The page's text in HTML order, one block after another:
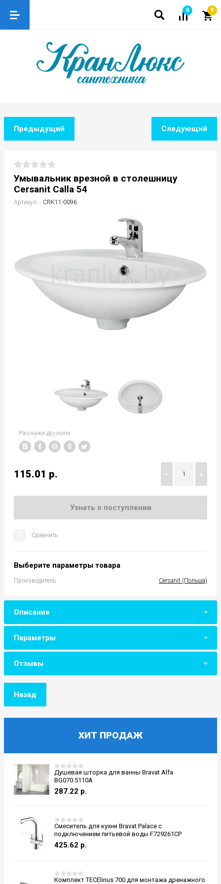
0 0
ХИТ ПРОДАЖ
Душевая шторка для ванны Bravat Alfa
BG070.5110A
287.22 р.
Смеситель для кухни Bravat Palace с
подключением питьевой воды F729261CP
425.62 р.
Комплект TECElinus 700 для монтажа дренажного
Предыдущий Следующий
Умывальник врезной в столешницу
Cersanit Calla 54
Артикул: CRK11-0096
Расскажи друзьям:
115.01 р. − +
Узнать о поступлении
Сравнить
Выберите параметры товара
Производитель Cersanit (Польша)
Описание
Параметры
Отзывы
Назад